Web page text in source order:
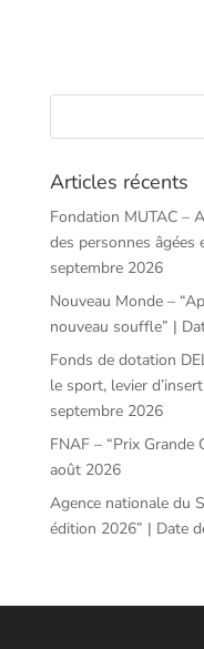
Articles récents
Fondation MUTAC –
des personnes âgées
septembre 2026
Nouveau Monde –
nouveau souffle” |
Fonds de dotation
le sport, levier
septembre 2026
FNAF – “Prix Grande
août 2026
Agence nationale du
édition 2026” | Date